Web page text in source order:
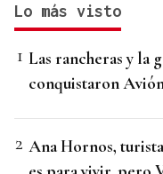
Lo más visto
Las rancheras y la
conquistaron
Ana Hornos,